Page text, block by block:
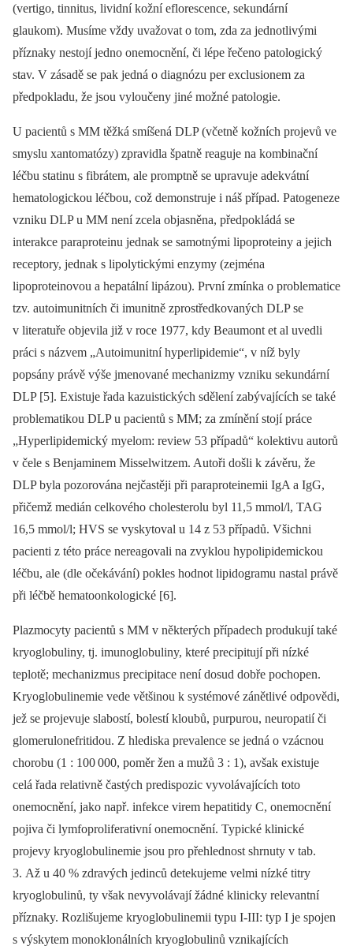
(vertigo, tinnitus, lividní kožní eflorescence, sekundární
glaukom). Musíme vždy uvažovat o tom, zda za jednotlivými
příznaky nestojí jedno onemocnění, či lépe řečeno patologický
stav. V zásadě se pak jedná o diagnózu per exclusionem za
předpokladu, že jsou vyloučeny jiné možné patologie.
U pacientů s MM těžká smíšená DLP (včetně kožních projevů ve
smyslu xantomatózy) zpravidla špatně reaguje na kombinační
léčbu statinu s fibrátem, ale promptně se upravuje adekvátní
hematologickou léčbou, což demonstruje i náš případ. Patogeneze
vzniku DLP u MM není zcela objasněna, předpokládá se
interakce paraproteinu jednak se samotnými lipoproteiny a jejich
receptory, jednak s lipolytickými enzymy (zejména
lipoproteinovou a hepatální lipázou). První zmínka o problematice
tzv. autoimunitních či imunitně zprostředkovaných DLP se
v literatuře objevila již v roce 1977, kdy Beaumont et al uvedli
práci s názvem „Autoimunitní hyperlipidemie“, v níž byly
popsány právě výše jmenované mechanizmy vzniku sekundární
DLP [5]. Existuje řada kazuistických sdělení zabývajících se také
problematikou DLP u pacientů s MM; za zmínění stojí práce
„Hyperlipid­emický myelom: review 53 případů“ kolektivu autorů
v čele s Benjaminem Misselwitzem. Autoři došli k závěru, že
DLP byla pozorována nejčastěji při paraproteinemii IgA a IgG,
přičemž medián celkového cholesterolu byl 11,5 mmol/l, TAG
16,5 mmol/l; HVS se vyskytoval u 14 z 53 případů. Všichni
pacienti z této práce nereagovali na zvyklou hypolipidemickou
léčbu, ale (dle očekávání) pokles hodnot lipidogramu nastal právě
při léčbě hematoonkologické [6].
Plazmocyty pacientů s MM v některých případech produkují také
kryoglobuliny, tj. imunoglobuliny, které precipitují při nízké
teplotě; mechanizmus precipitace není dosud dobře pochopen.
Kryoglobulinemie vede většinou k systémové zánětlivé odpovědi,
jež se projevuje slabostí, bolestí kloubů, purpurou, neuropatií či
glomerulonefritidou. Z hlediska prevalence se jedná o vzácnou
chorobu (1 : 100000, poměr žen a mužů 3 : 1), avšak existuje
celá řada relativně častých predispozic vyvolávajících toto
onemocnění, jako např. infekce virem hepatitidy C, onemocnění
pojiva či lymfoproliferativní onemocnění. Typické klinické
projevy kryoglobulinemie jsou pro přehlednost shrnuty v tab.
3. Až u 40 % zdravých jedinců detekujeme velmi nízké titry
kryoglobulinů, ty však nevyvolávají žádné klinicky relevantní
příznaky. Rozlišujeme kryoglobulin­emii typu I-III: typ I je spojen
s výskytem monoklonálních kryoglobulinů vznikajících